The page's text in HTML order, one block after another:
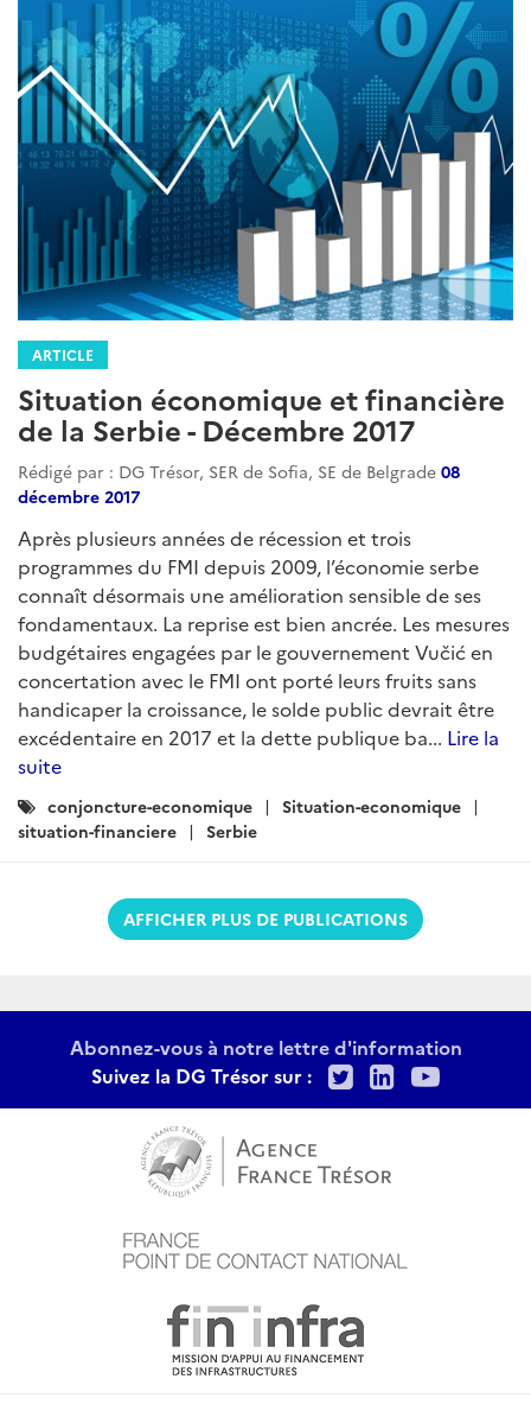
ARTICLE
Situation économique et financière
de la Serbie - Décembre 2017
Rédigé par : DG Trésor, SER de Sofia, SE de Belgrade 08
décembre 2017
Après plusieurs années de récession et trois
programmes du FMI depuis 2009, l’économie serbe
connaît désormais une amélioration sensible de ses
fondamentaux. La reprise est bien ancrée. Les mesures
budgétaires engagées par le gouvernement Vučić en
concertation avec le FMI ont porté leurs fruits sans
handicaper la croissance, le solde public devrait être
excédentaire en 2017 et la dette publique ba... Lire la
suite
Catégories
:
conjoncture-economique
Situation-economique
situation-financiere
Serbie
AFFICHER PLUS DE PUBLICATIONS
Abonnez-vous à notre lettre d'information
Suivez la DG Trésor sur :
TwitterLinkedIn